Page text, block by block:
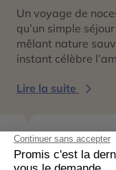
Un voyage de
qu’un simple
mêlant nature
instant célèbre
Lire la suite
Pascale,